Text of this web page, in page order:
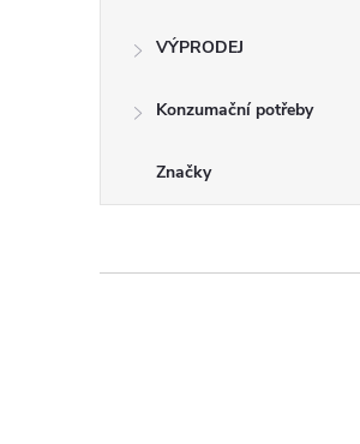
VÝPRODEJ
Konzumační potřeby
Značky